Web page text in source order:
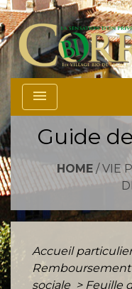
menu
Guide
HOME/VIE
Accueil
Remboursement
sociale > Feuille